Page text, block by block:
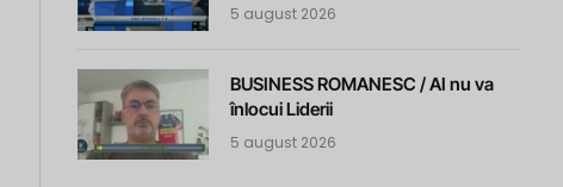
5 august 2026
BUSINESS ROMANESC / AI nu va
înlocui Liderii
5 august 2026